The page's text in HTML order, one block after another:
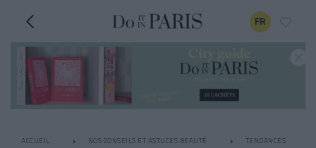
FR
ACCUEIL NOS CONSEILS ET ASTUCES BEAUTÉ TENDANCES